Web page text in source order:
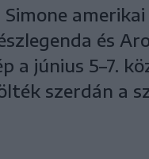
Simone
és
a június 5–7.
szerdán a